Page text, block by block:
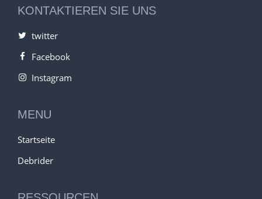
KONTAKTIEREN SIE UNS
twitter
Facebook
Instagram
MENU
Startseite
Debrider